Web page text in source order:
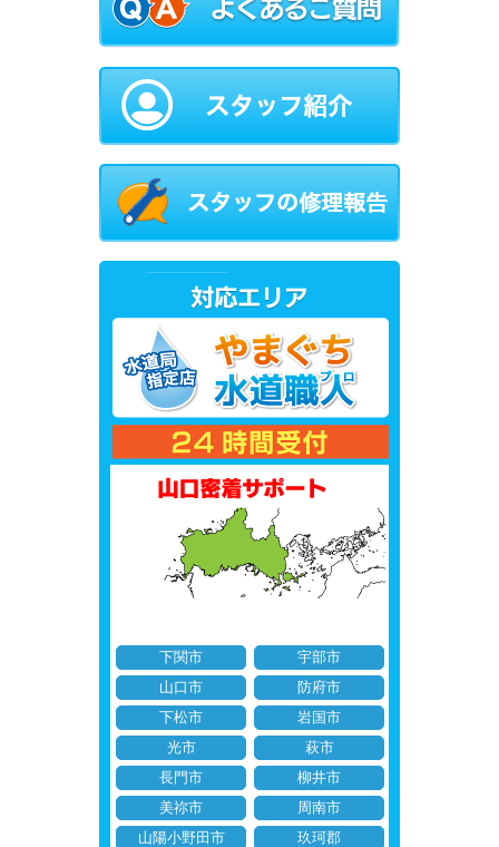
下関市
宇部市
山口市
防府市
下松市
岩国市
光市
萩市
長門市
柳井市
美祢市
周南市
山陽小野田市
玖珂郡